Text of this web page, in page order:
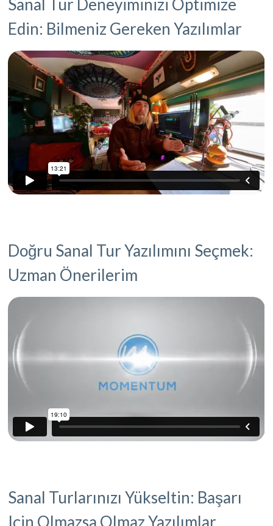
Sanal Tur Deneyiminizi Optimize
Edin: Bilmeniz Gereken Yazılımlar
Doğru Sanal Tur Yazılımını Seçmek:
Uzman Önerilerim
Sanal Turlarınızı Yükseltin: Başarı
Için Olmazsa Olmaz Yazılımlar